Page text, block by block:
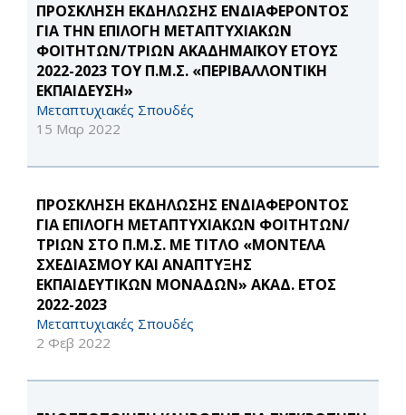
ΠΡΟΣΚΛΗΣΗ ΕΚΔΗΛΩΣΗΣ ΕΝΔΙΑΦΕΡΟΝΤΟΣ
ΓΙΑ ΤΗΝ ΕΠΙΛΟΓΗ ΜΕΤΑΠΤΥΧΙΑΚΩΝ
ΦΟΙΤΗΤΩΝ/ΤΡΙΩΝ ΑΚΑΔΗΜΑΪΚΟΥ ΕΤΟΥΣ
2022-2023 ΤΟΥ Π.Μ.Σ. «ΠΕΡΙΒΑΛΛΟΝΤΙΚΗ
ΕΚΠΑΙΔΕΥΣΗ»
Μεταπτυχιακές Σπουδές
15 Μαρ 2022
ΠΡΟΣΚΛΗΣΗ ΕΚΔΗΛΩΣΗΣ ΕΝΔΙΑΦΕΡΟΝΤΟΣ
ΓΙΑ ΕΠΙΛΟΓΗ ΜΕΤΑΠΤΥΧΙΑΚΩΝ ΦΟΙΤΗΤΩΝ/
ΤΡΙΩΝ ΣΤΟ Π.Μ.Σ. ΜΕ ΤΙΤΛΟ «ΜΟΝΤΕΛΑ
ΣΧΕΔΙΑΣΜΟΥ ΚΑΙ ΑΝΑΠΤΥΞΗΣ
ΕΚΠΑΙΔΕΥΤΙΚΩΝ ΜΟΝΑΔΩΝ» ΑΚΑΔ. ΕΤΟΣ
2022-2023
Μεταπτυχιακές Σπουδές
2 Φεβ 2022